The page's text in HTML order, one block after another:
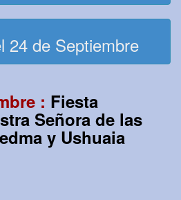
24 de Septiembre
: Fiesta
Señora de las
y Ushuaia